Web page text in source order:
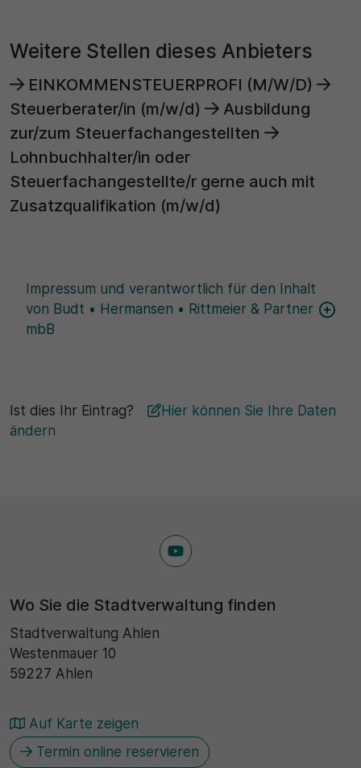
Weitere Stellen dieses Anbieters
EINKOMMENSTEUERPROFI (M/W/D)
Steuerberater/in (m/w/d)
Ausbildung
zur/zum Steuerfachangestellten
Lohnbuchhalter/in oder
Steuerfachangestellte/r gerne auch mit
Zusatzqualifikation (m/w/d)
Impressum und verantwortlich für den Inhalt
von Budt • Hermansen • Rittmeier & Partner
mbB
Ist dies Ihr Eintrag?
Hier können Sie Ihre Daten
ändern
Wo Sie die Stadtverwaltung finden
Stadtverwaltung Ahlen
Westenmauer 10
59227 Ahlen
Auf Karte zeigen
Termin online reservieren